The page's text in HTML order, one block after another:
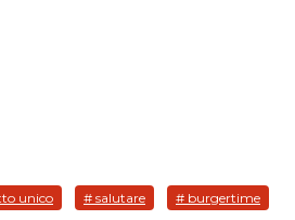
unico # salutare # burgertime